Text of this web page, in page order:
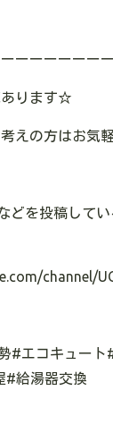
ーーーーーー
ります☆
えの方はお気
どを投稿して
channel/
#エコキュート
#給湯器交換